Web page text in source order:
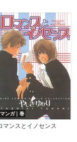
マンガ｜巻
マンスとイノセンス